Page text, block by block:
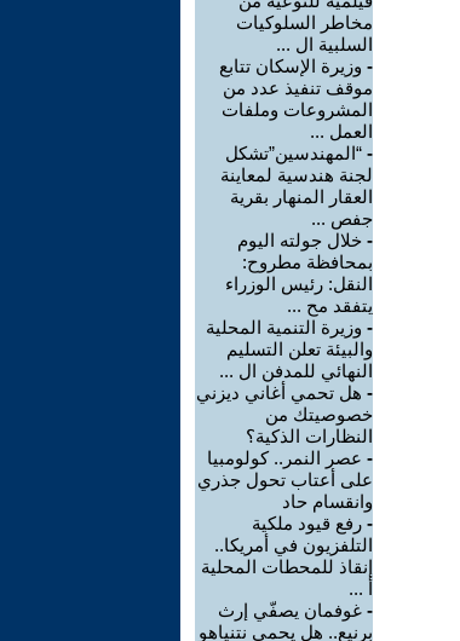
مخاطر السلوكيات
السلبية ال ...
- وزيرة الإسكان تتابع
موقف تنفيذ عدد من
المشروعات وملفات
العمل ...
- “المهندسين”تشكل
لجنة هندسية لمعاينة
العقار المنهار بقرية
جفص ...
- خلال جولته اليوم
بمحافظة مطروح:
النقل: رئيس الوزراء
يتفقد مح ...
- وزيرة التنمية المحلية
والبيئة تعلن التسليم
النهائي للمدفن ال ...
- هل تحمي أغاني ديزني
خصوصيتك من
النظارات الذكية؟
- عصر النمر.. كولومبيا
على أعتاب تحول جذري
وانقسام حاد
- رفع قيود ملكية
التلفزيون في أمريكا..
إنقاذ للمحطات المحلية
أ ...
- غوفمان يصفّي إرث
برنيع.. هل يحمي نتنياهو